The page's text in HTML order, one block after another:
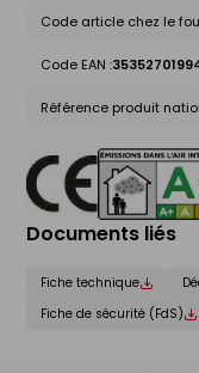
Code article chez le
Code EAN :
Référence produit
Documents liés
Fiche technique
Fiche de sécurité (FdS)